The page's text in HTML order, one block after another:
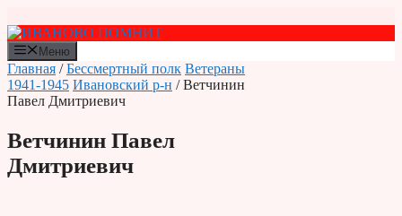
к
содержимому
Меню
Главная /Бессмертный полк Ветераны
1941-1945 Ивановский р-н / Ветчинин
Павел Дмитриевич
Ветчинин Павел
Дмитриевич